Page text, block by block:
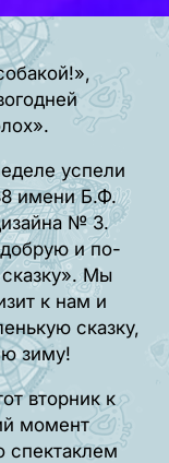
успели
имени Б.Ф.
№ 3.
и по-
Мы
к нам и
сказку,
зиму!
вторник к
момент
спектаклем